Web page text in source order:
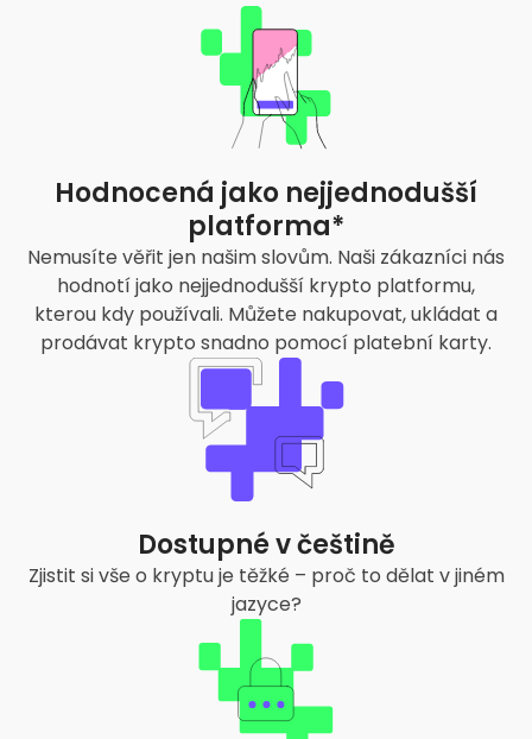
Hodnocená jako nejjednodušší
platforma*
Nemusíte věřit jen našim slovům. Naši zákazníci nás
hodnotí jako nejjednodušší krypto platformu,
kterou kdy používali. Můžete nakupovat, ukládat a
prodávat krypto snadno pomocí platební karty.
Dostupné v češtině
Zjistit si vše o kryptu je těžké – proč to dělat v jiném
jazyce?